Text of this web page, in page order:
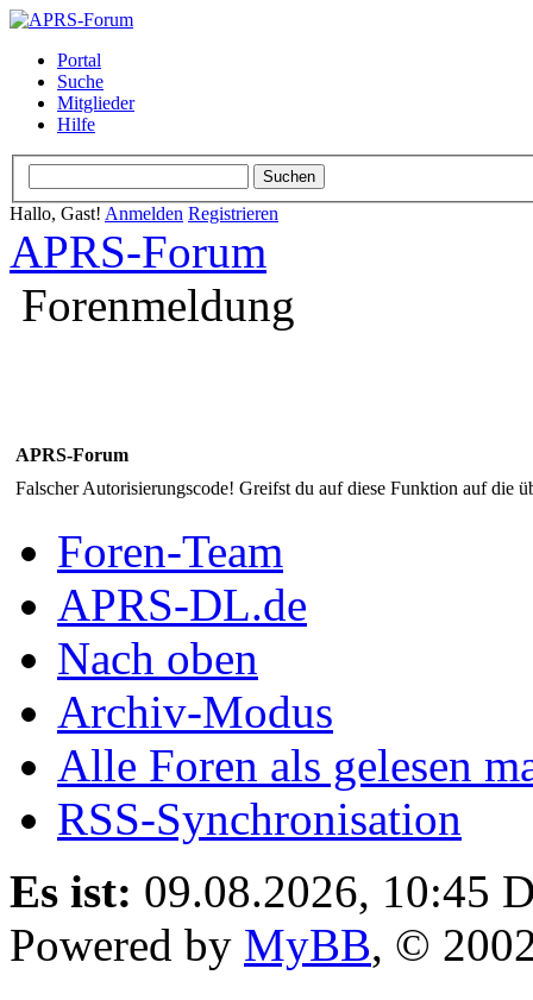
Portal
Suche
Mitglieder
Hilfe
Hallo, Gast! Anmelden Registrieren
APRS-Forum
Forenmeldung
APRS-Forum
Falscher Autorisierungscode! Greifst du auf diese Funktion auf die
Foren-Team
APRS-DL.de
Nach oben
Archiv-Modus
Alle Foren als gelesen
RSS-Synchronisation
Es ist: 09.08.2026, 10:45
Powered by MyBB, ©